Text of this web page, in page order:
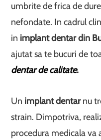
umbrite de frica de
nefondate. In cadrul
in implant dentar din
ajutat sa te bucuri de
dentar de calitate.
Un implant dentarnu
strain. Dimpotriva,
procedura medicala va